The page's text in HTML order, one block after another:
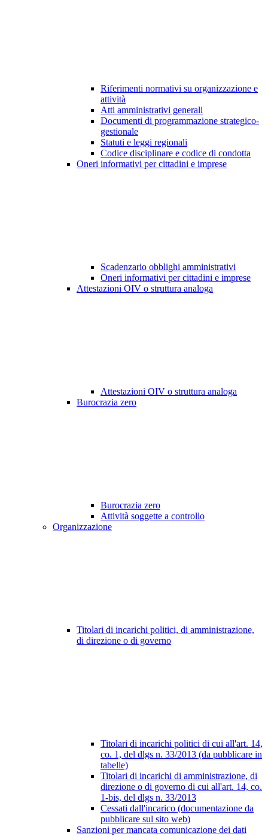
Riferimenti normativi su organizzazione e
attività
Atti amministrativi generali
Documenti di programmazione strategico-
gestionale
Statuti e leggi regionali
Codice disciplinare e codice di condotta
Oneri informativi per cittadini e imprese
Scadenzario obblighi amministrativi
Oneri informativi per cittadini e imprese
Attestazioni OIV o struttura analoga
Attestazioni OIV o struttura analoga
Burocrazia zero
Burocrazia zero
Attività soggette a controllo
Organizzazione
Titolari di incarichi politici, di amministrazione,
di direzione o di governo
Titolari di incarichi politici di cui all'art. 14,
co. 1, del dlgs n. 33/2013 (da pubblicare in
tabelle)
Titolari di incarichi di amministrazione, di
direzione o di governo di cui all'art. 14, co.
1-bis, del dlgs n. 33/2013
Cessati dall'incarico (documentazione da
pubblicare sul sito web)
Sanzioni per mancata comunicazione dei dati